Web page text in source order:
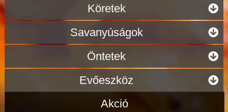
Köretek
Savanyúságok
Öntetek
Evőeszköz
Akció